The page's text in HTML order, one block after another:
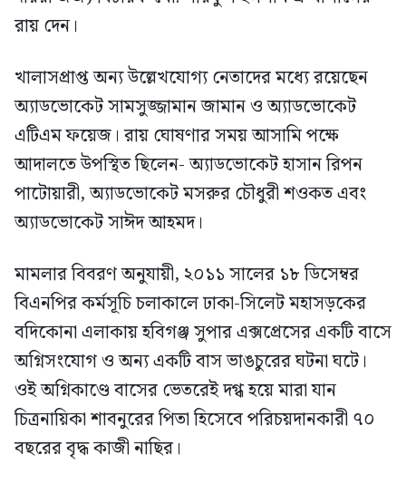
রায় দেন।
খালাসপ্রাপ্ত অন্য উল্লেখযোগ্য নেতাদের মধ্যে রয়েছেন
অ্যাডভোকেট সামসুজ্জামান জামান ও অ্যাডভোকেট
এটিএম ফয়েজ। রায় ঘোষণার সময় আসামি পক্ষে
আদালতে উপস্থিত ছিলেন- অ্যাডভোকেট হাসান রিপন
পাটোয়ারী, অ্যাডভোকেট মসরুর চৌধুরী শওকত এবং
অ্যাডভোকেট সাঈদ আহমদ।
মামলার বিবরণ অনুযায়ী, ২০১১ সালের ১৮ ডিসেম্বর
বিএনপির কর্মসূচি চলাকালে ঢাকা-সিলেট মহাসড়কের
বদিকোনা এলাকায় হবিগঞ্জ সুপার এক্সপ্রেসের একটি বাসে
অগ্নিসংযোগ ও অন্য একটি বাস ভাঙচুরের ঘটনা ঘটে।
ওই অগ্নিকাণ্ডে বাসের ভেতরেই দগ্ধ হয়ে মারা যান
চিত্রনায়িকা শাবনুরের পিতা হিসেবে পরিচয়দানকারী ৭০
বছরের বৃদ্ধ কাজী নাছির।